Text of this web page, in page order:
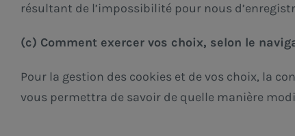
résultant de l’impossibilité pour nous
(c) Comment exercer vos choix, selon le
Pour la gestion des cookies et de vos choix, la
vous permettra de savoir de quelle manière